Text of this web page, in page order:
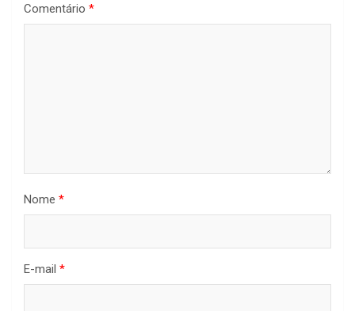
Comentário *
Nome *
E-mail *